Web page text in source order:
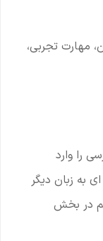
زبان، مهارت تجربی،
را وارد
به زبان دیگر
در بخش